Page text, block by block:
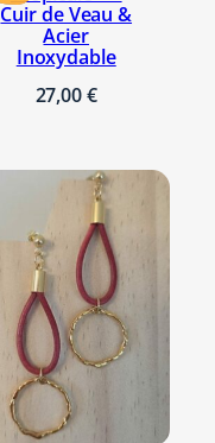
Cuir de Veau &
Acier
Inoxydable
27,00€